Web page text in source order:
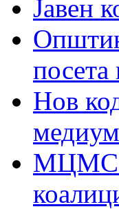
Јавен
посета
Нов
МЦМС